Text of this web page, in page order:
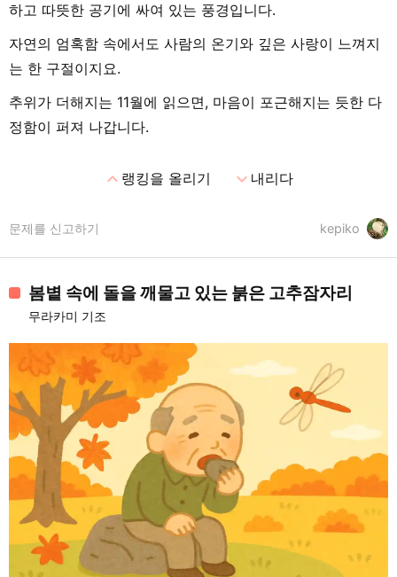
하고 따뜻한 공기에 싸여 있는 풍경입니다.
자연의 엄혹함 속에서도 사람의 온기와 깊은 사랑이 느껴지
는 한 구절이지요.
추위가 더해지는 11월에 읽으면, 마음이 포근해지는 듯한 다
정함이 퍼져 나갑니다.
expand_less랭킹을 올리기 expand_more내리다
kepiko
문제를 신고하기
봄볕 속에 돌을 깨물고 있는 붉은 고추잠자리
무라카미 기조